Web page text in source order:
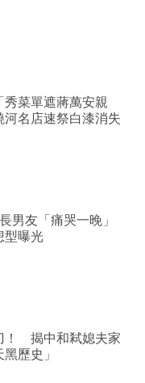
菜單遮蔣萬安親
名店速祭白漆消失
男友「痛哭一晚」
型曝光
！ 揭中和弒媳夫家
歷史」